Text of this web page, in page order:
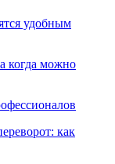
удобным
когда можно
как